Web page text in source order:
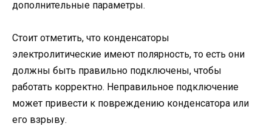
дополнительные параметры.
Стоит отметить, что конденсаторы
электролитические имеют полярность, то есть они
должны быть правильно подключены, чтобы
работать корректно. Неправильное подключение
может привести к повреждению конденсатора или
его взрыву.